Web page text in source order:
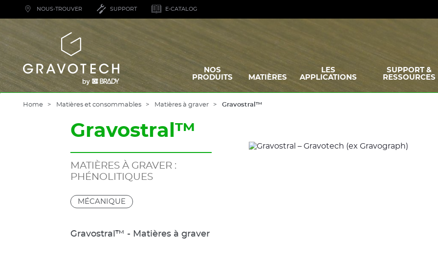
NOUS-TROUVER SUPPORT E-CATALOG
Gravotech
NOS
PRODUITS
MATIÈRES
LES
APPLICATIONS
SUPPORT &
RESSOURCES
Home Matières et consommables Matières à graver Gravostral™
Gravostral™
MATIÈRES À GRAVER :
PHÉNOLITIQUES
MÉCANIQUE
Gravostral™ - Matières à graver